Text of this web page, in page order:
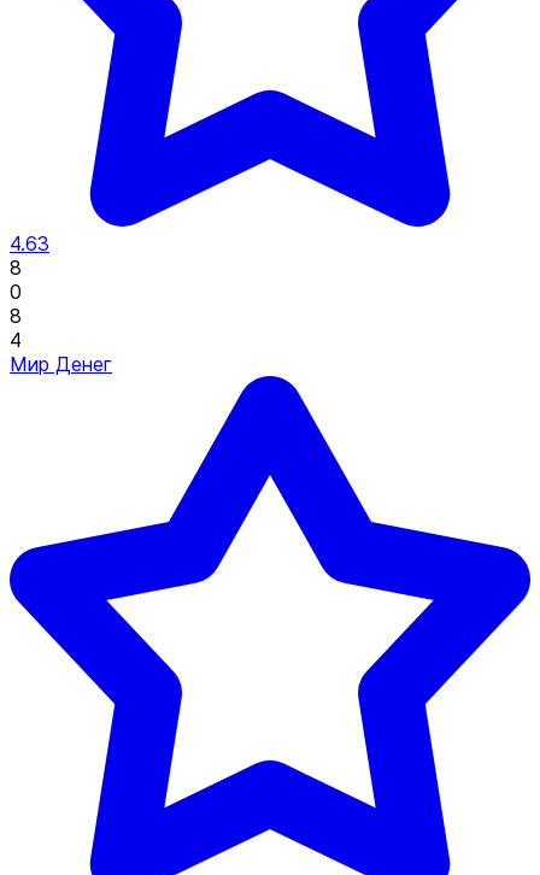
4.63
8
0
8
4
Мир Денег